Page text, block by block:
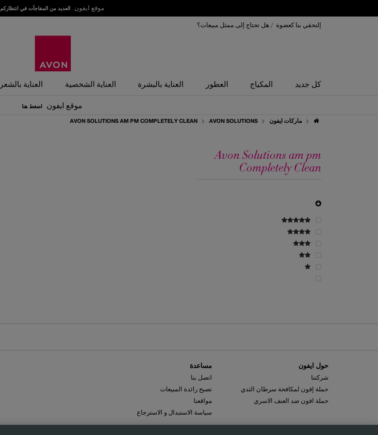
موقع ايفون العديد من المفاجأت في انتظاركم
إلتحقي بنا كعضوة / هل تحتاج إلى ممثل مبيعات؟
كل جديد المكياج العطور العناية بالبشرة العناية الشخصية العناية بالشعر
موقع ايفون اضغط هنا
ماركات ايفون AVON SOLUTIONS
AVON SOLUTIONS AM PM COMPLETELY CLEAN
Avon Solutions am pm
Completely Clean
حول ايفون
شركتنا
حملة إفون لمكافحة سرطان الثدي
حملة افون ضد العنف الاسري
مساعدة
اتصل بنا
تصبح رائدة المبيعات
مواقعنا
سياسة الاستبدال و الاسترجاع